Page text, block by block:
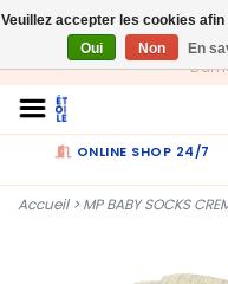
FR
ONLINE SHOP 24/7
Accueil>MP BABY SOCKS
Veuillez accepter les cookies
Oui
Non En